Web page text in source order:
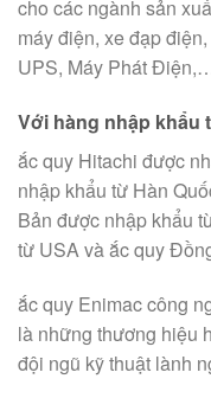
cho các ngành sản
máy điện, xe đạp
UPS, Máy Phát
Với hàng nhập
ắc quy Hitachi được
nhập khẩu từ Hàn
Bản được nhập khẩu
từ USA và ắc quy
ắc quy Enimac công
là những thương hiệu
đội ngũ kỹ thuật lành